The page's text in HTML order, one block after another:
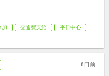
加 交通費支給
平日中心
8日前